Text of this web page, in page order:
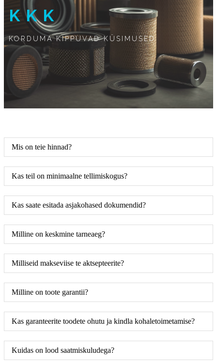
KKK
KORDUMA KIPPUVAD KÜSIMUSED
Mis on teie hinnad?
Kas teil on minimaalne tellimiskogus?
Kas saate esitada asjakohased dokumendid?
Milline on keskmine tarneaeg?
Milliseid makseviise te aktsepteerite?
Milline on toote garantii?
Kas garanteerite toodete ohutu ja kindla kohaletoimetamise?
Kuidas on lood saatmiskuludega?